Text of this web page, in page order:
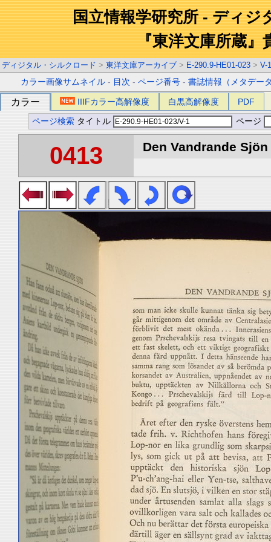
国立情報学研究所 - ディジ
『東洋文庫所蔵』
ディジタル・シルクロード > 東洋文庫アーカイブ > E-290.9-HE01-023 > V-1
カラー画像サムネイル - 目次 -ページ番号 -書誌情報（メタデー
カラー IIIFカラー高解像度 白黒高解像度 PDF
ページ検索 タイトル ページ
0413 Den Vandrande